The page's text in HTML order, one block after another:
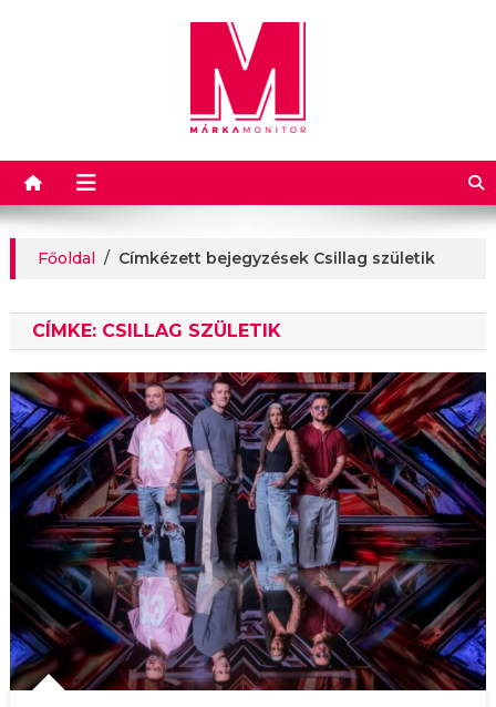
Márkamonitor
Főoldal / Címkézett bejegyzések Csillag születik
CÍMKE: CSILLAG SZÜLETIK